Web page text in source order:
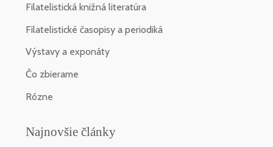
Filatelistická knižná literatúra
Filatelistické časopisy a periodiká
Výstavy a exponáty
Čo zbierame
Rôzne
Najnovšie články